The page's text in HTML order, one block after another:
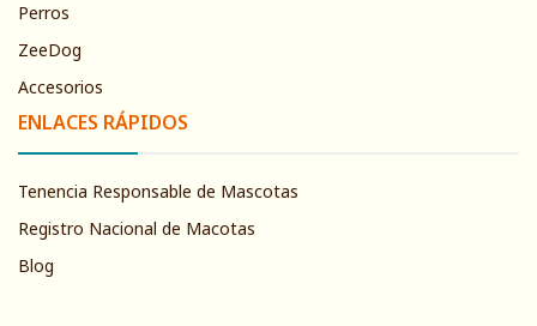
Perros
ZeeDog
Accesorios
ENLACES RÁPIDOS
Tenencia Responsable de Mascotas
Registro Nacional de Macotas
Blog